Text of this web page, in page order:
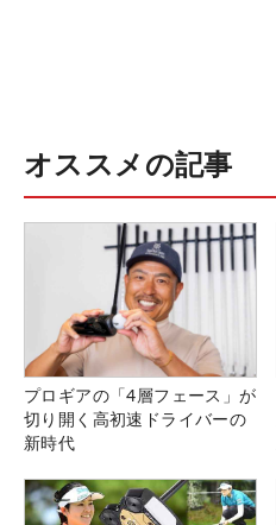
オススメの記事
プロギアの「4層フェース」が
切り開く高初速ドライバーの
新時代